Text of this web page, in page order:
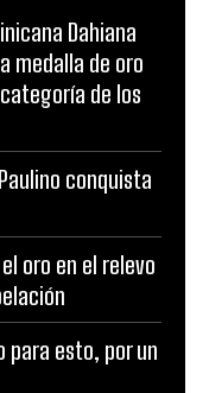
Dahiana
medalla de oro
de los
conquista
oro en el relevo
para esto, por un